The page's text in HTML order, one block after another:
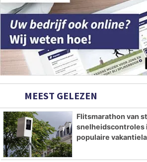
MEEST GELEZEN
Flitsmarathon van
snelheidscontroles
populaire